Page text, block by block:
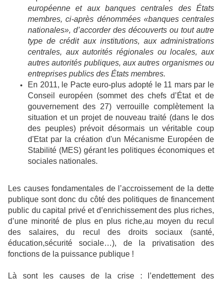
européenne et aux banques centrales des États
membres, ci-après dénommées «banques centrales
nationales», d’accorder des découverts ou tout autre
type de crédit aux institutions, aux administrations
centrales, aux autorités régionales ou locales, aux
autres autorités publiques, aux autres organismes ou
entreprises publics des États membres.
En 2011, le Pacte euro-plus adopté le 11 mars par le
Conseil européen (sommet des chefs d’État et de
gouvernement des 27) verrouille complètement la
situation et un projet de nouveau traité (dans le dos
des peuples) prévoit désormais un véritable coup
d'Etat par la création d'un Mécanisme Européen de
Stabilité (MES) gérant les politiques économiques et
sociales nationales.
Les causes fondamentales de l’accroissement de la dette
publique sont donc du côté des politiques de financement
public du capital privé et d’enrichissement des plus riches,
d’une minorité de plus en plus riche,au moyen du recul
des salaires, du recul des droits sociaux (santé,
éducation,sécurité sociale…), de la privatisation des
fonctions de la puissance publique !
Là sont les causes de la crise : l’endettement des